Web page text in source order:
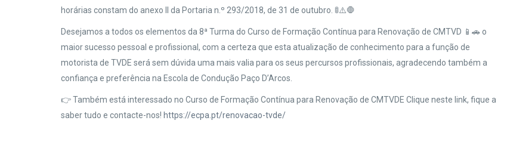
horárias constam do anexo II da Portaria n.º 293/2018, de 31 de outubro. 🚦⚠️🛑⁠
Desejamos a todos os elementos da 8ª Turma do Curso de Formação Contínua para Renovação de CMTVD 📱⁠🚗 o
maior sucesso pessoal e profissional, com a certeza que esta atualização de conhecimento para a função de
motorista de TVDE será sem dúvida uma mais valia para os seus percursos profissionais, agradecendo também a
confiança e preferência na Escola de Condução Paço D’Arcos.
👉 Também está interessado no Curso de Formação Contínua para Renovação de CMTVDE Clique neste link, fique a
saber tudo e contacte-nos! https://ecpa.pt/renovacao-tvde/